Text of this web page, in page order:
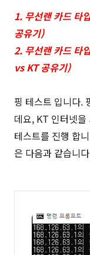
1. 무선랜 카드 타
공유기)
2. 무선랜 카드 타
vs KT 공유기)
핑 테스트 입니다.
데요, KT 인터넷
테스트를 진행 합
은 다음과 같습니